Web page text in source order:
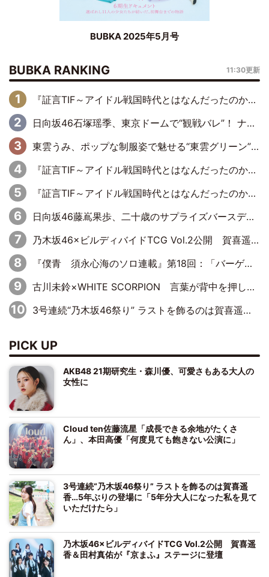
BUBKA 2025年5月号
BUBKA RANKING 11:30更新
『証言TIF～アイドル戦国時代とはなんだったのか～』第6回：でんぱ組.inc・古川未鈴×相沢梨紗「『ハロプロやりたかったな』って言ったら、夢眠ねむさんに『てめえはでんぱ組．incなんだよ！』って肩パンされて(笑)」
日向坂46石塚瑶季、東京ドームで“観戦バレ”！ ナイツ・塙も認めた「巨人に詳しすぎるアイドル」は元VENUSスクール生で杉内コーチ推し⁉
東雲うみ、ポップな制服姿で魅せる“東雲グリーン”の正体
『証言TIF～アイドル戦国時代とはなんだったのか～』第8回：Negicco・Nao☆×Megu×Kaede「東京からオファーが来たのと、梨の皮剥きとどっちが大事なんだって」
『証言TIF～アイドル戦国時代とはなんだったのか～』第10回：さくら学院・武藤彩未×飯田らうら「正直、中3で辞めるというのを信じてなくて。そう言われてはいたけど、嘘でしょって」
日向坂46藤嶌果歩、二十歳のサプライズバースデーに大喜び「頼られる先輩になれるように努力していきたい」
乃木坂46×ビルディバイドTCG Vol.2公開 賀喜遥香＆田村真佑が『京まふ』ステージに登壇
『僕青 須永心海のソロ連載』第18回：「バーゲンセールハンターみうな inしまむら」編
古川未鈴×WHITE SCORPION 言葉が背中を押した“それぞれの決意”
3号連続“乃木坂46祭り” ラストを飾るのは賀喜遥香…5年ぶりの登場に「5年分大人になった私を見ていただけたら」
PICK UP
AKB48 21期研究生・森川優、可愛さもある大人の
女性に
Cloud ten佐藤流星「成長できる余地がたくさ
ん」、本田高優「何度見ても飽きない公演に」
3号連続“乃木坂46祭り” ラストを飾るのは賀喜遥
香…5年ぶりの登場に「5年分大人になった私を見て
いただけたら」
乃木坂46×ビルディバイドTCG Vol.2公開 賀喜遥
香＆田村真佑が『京まふ』ステージに登壇